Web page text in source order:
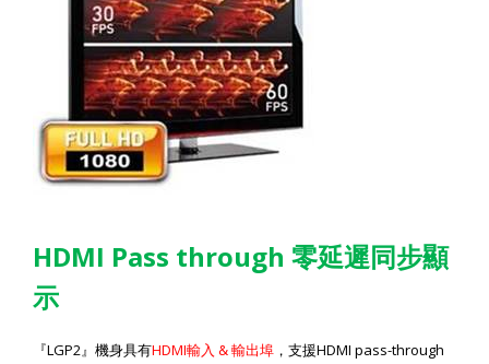
HDMI Pass through 零延遲同步顯
示
『LGP2 』機身具有HDMI輸入 & 輸出埠 ，支援HDMI pass-through